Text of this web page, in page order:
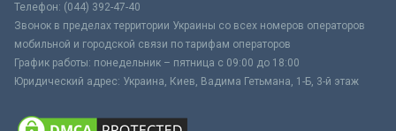
Телефон: (044) 392-47-40
Звонок в пределах территории Украины со всех номеров операторов
мобильной и городской связи по тарифам операторов
График работы: понедельник – пятница с 09:00 до 18:00
Юридический адрес: Украина, Киев, Вадима Гетьмана, 1-Б, 3-й этаж